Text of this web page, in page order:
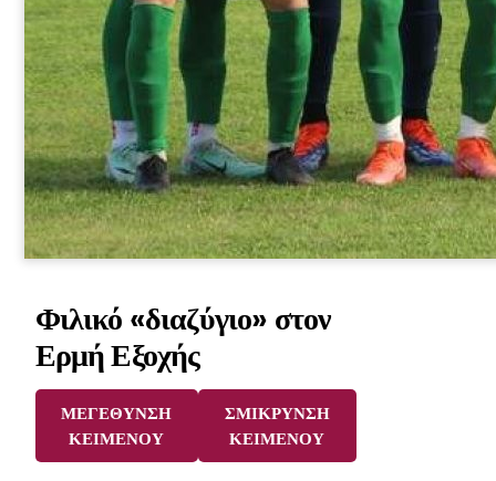
Φιλικό «διαζύγιο» στον
Ερμή Εξοχής
ΜΕΓΕΘΥΝΣΗ
ΚΕΙΜΕΝΟΥ
ΣΜΙΚΡΥΝΣΗ
ΚΕΙΜΕΝΟΥ